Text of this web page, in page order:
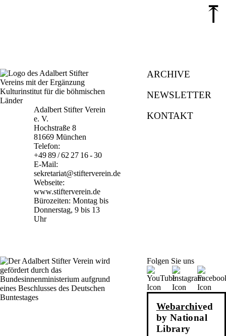
⤒
Adalbert Stifter Verein
e. V.
Hochstraße 8
81669 München
Telefon:
+49 89 / 62 27 16 - 30
E-Mail:
sekretariat@stifterverein.de
Webseite:
www.stifterverein.de
Bürozeiten: Montag bis
Donnerstag, 9 bis 13
Uhr
ARCHIVE
NEWSLETTER
KONTAKT
Folgen Sie uns
Webarchived
by National
Library